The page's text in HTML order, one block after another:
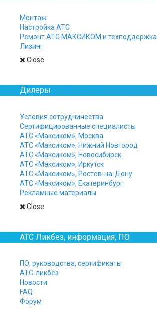
Монтаж
Настройка АТС
Ремонт АТС МАКСИКОМ и техподдержка
Лизинг
Close
Дилеры
Условия сотрудничества
Сертифицированные специалисты
АТС «Максиком», Москва
АТС «Максиком», Нижний Новгород
АТС «Максиком», Новосибирск
АТС «Максиком», Иркутск
АТС «Максиком», Ростов-на-Дону
АТС «Максиком», Екатеринбург
Рекламные материалы
Close
АТС Ликбез, информация, ПО
ПО, руководства, сертификаты
АТС-ликбез
Новости
FAQ
Форум